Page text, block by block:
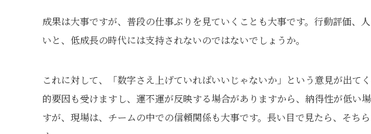
成果は大事ですが、普段の仕事ぶりを見ていくことも大事です。行動評価、
いと、低成長の時代には支持されないのではないでしょうか。
これに対して、「数字さえ上げていればいいじゃないか」という意見が出て
的要因も受けますし、運不運が反映する場合がありますから、納得性が低い
すが、現場は、チームの中での信頼関係も大事です。長い目で見たら、そち